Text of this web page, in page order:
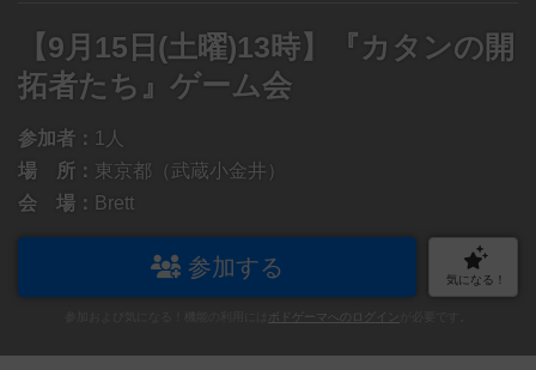
【9月15日(土曜)13時】『カタンの開
拓者たち』ゲーム会
参加者： 1人
場 所： 東京都（武蔵小金井）
会 場： Brett
参加する 気になる！
ボドゲーマへのログイン